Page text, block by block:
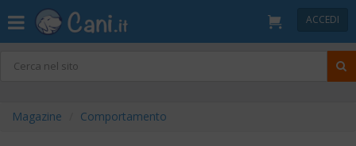
ACCEDI
Magazine Comportamento